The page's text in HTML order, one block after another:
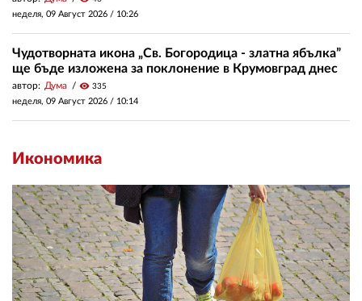
неделя, 09 Август 2026 / 10:26
Чудотворната икона „Св. Богородица - златна ябълка”
ще бъде изложена за поклонение в Крумовград днес
автор: Дума visibility 335
неделя, 09 Август 2026 / 10:14
Икономика